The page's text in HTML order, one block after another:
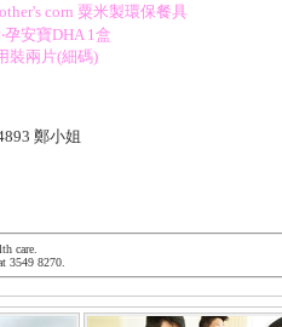
corn 粟米製環保餐具
孕安寶DHA 1盒
裝兩片(細碼)
鄭小姐
care.
3549 8270.